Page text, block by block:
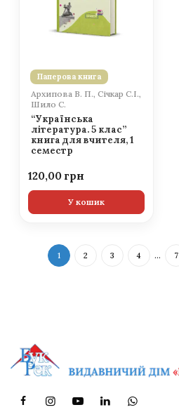
Паперова книга
Архипова В. П., Січкар С.І.,
Шило С.
“Українська
література. 5 клас”
книга для вчителя, 1
семестр
120,00
У кошик
1 2 3 4 … 7